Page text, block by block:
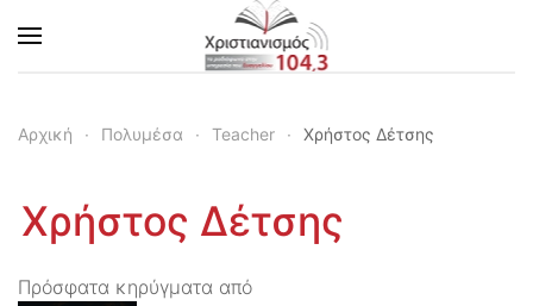
Skip to main content
Αρχική Πολυμέσα Teacher Χρήστος Δέτσης
Χρήστος Δέτσης
Πρόσφατα κηρύγματα από